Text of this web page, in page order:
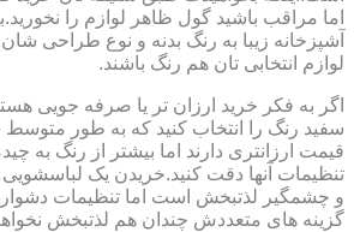
اما مراقب باشید گول ظاهر لوازم را
آشپزخانه زیبا به رنگ بدنه و نوع طراحی
لوازم انتخابی تان هم رنگ باشند.
اگر به فکر خرید ارزان تر یا صرفه جویی
قیمت ارزانتری دارند اما بیشتر از رنگ به
تنظیمات آنها دقت کنید.خریدن یک
و چشمگیر لذتبخش است اما تنظیمات
گزینه های متعددش چندان هم لذتبخش